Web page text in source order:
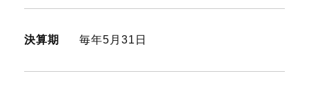
決算期 毎年5月31日